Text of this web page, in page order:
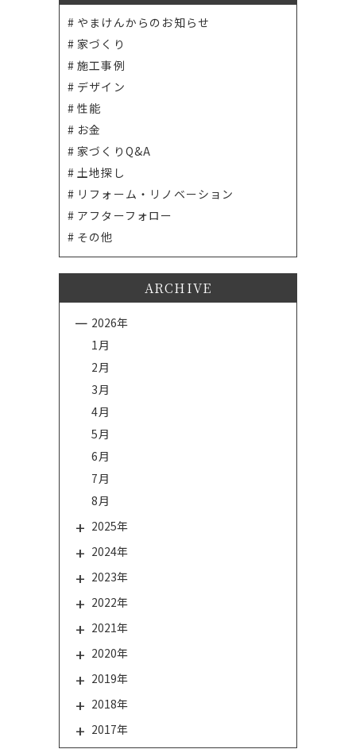
やまけんからのお知らせ
家づくり
施工事例
デザイン
性能
お金
家づくりQ&A
土地探し
リフォーム・リノベーション
アフターフォロー
その他
ARCHIVE
2026年
1月
2月
3月
4月
5月
6月
7月
8月
2025年
2024年
2023年
2022年
2021年
2020年
2019年
2018年
2017年